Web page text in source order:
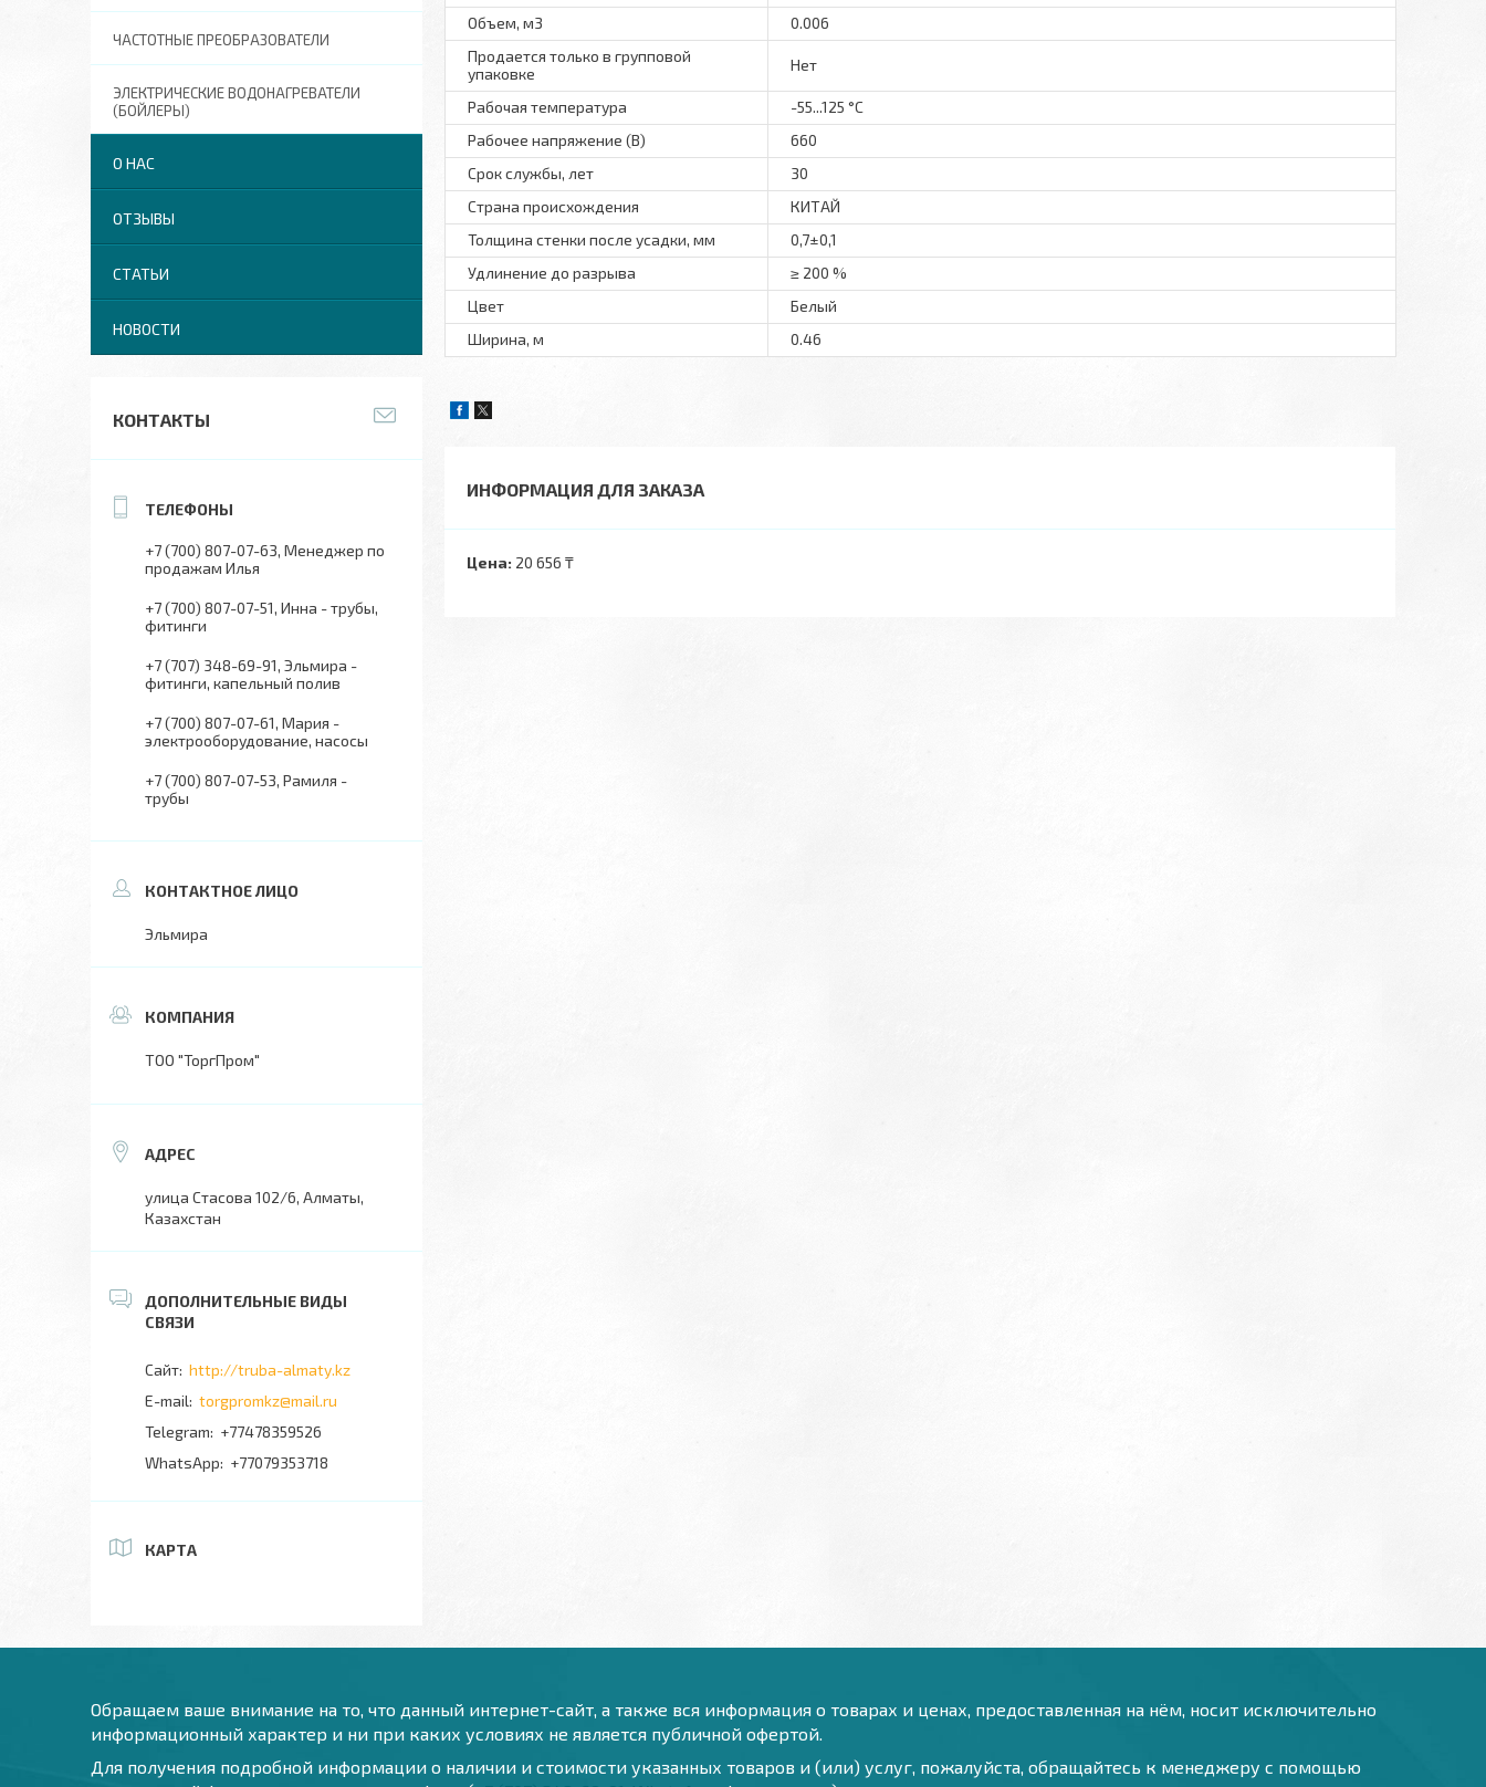
Объем, м3
0.006
Продается только в групповой
упаковке
Нет
Рабочая температура
-55...125 °C
Рабочее напряжение (В)
660
Срок службы, лет
30
Страна происхождения
КИТАЙ
Толщина стенки после усадки, мм
0,7±0,1
Удлинение до разрыва
≥ 200 %
Цвет
Белый
Ширина, м
0.46
ИНФОРМАЦИЯ ДЛЯ ЗАКАЗА
Цена: 20 656 ₸
ЧАСТОТНЫЕ ПРЕОБРАЗОВАТЕЛИ
ЭЛЕКТРИЧЕСКИЕ ВОДОНАГРЕВАТЕЛИ
(БОЙЛЕРЫ)
О НАС
ОТЗЫВЫ
СТАТЬИ
НОВОСТИ
КОНТАКТЫ
+7 (700) 807-07-63 Менеджер по
продажам Илья
+7 (700) 807-07-51 Инна - трубы,
фитинги
+7 (707) 348-69-91 Эльмира -
фитинги, капельный полив
+7 (700) 807-07-61 Мария -
электрооборудование, насосы
+7 (700) 807-07-53 Рамиля -
трубы
Эльмира
ТОО "ТоргПром"
улица Стасова 102/6, Алматы,
Казахстан
http://truba-almaty.kz
torgpromkz@mail.ru
+77478359526
+77079353718
КАРТА
Обращаем ваше внимание на то, что данный интернет-сайт, а также вся информация о товарах и ценах, предоставленная на нём, носит исключительно
информационный характер и ни при каких условиях не является публичной офертой.
Для получения подробной информации о наличии и стоимости указанных товаров и (или) услуг, пожалуйста, обращайтесь к менеджеру с помощью